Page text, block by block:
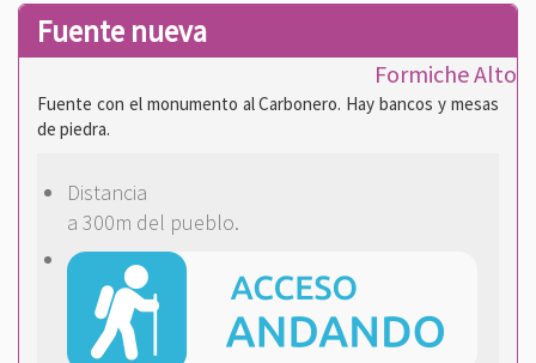
Fuente nueva
Formiche Alto
Fuente con el monumento al Carbonero. Hay bancos y mesas
de piedra.
Distancia
a 300m del pueblo.